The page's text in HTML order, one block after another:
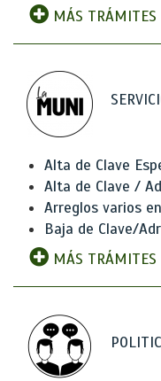
MÁS TRÁMITES
Alta de Clave
Alta de Clave /
Arreglos varios
Baja de Clave/
MÁS TRÁMITES